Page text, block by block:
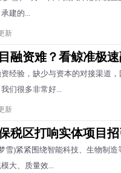
建的...
新
融资难？看鲸准极
经验，缺少与资本的对接渠道
们很多非常好...
新
税区打响实体项目
雪)紧紧围绕智能科技、生物制
大、质量效...